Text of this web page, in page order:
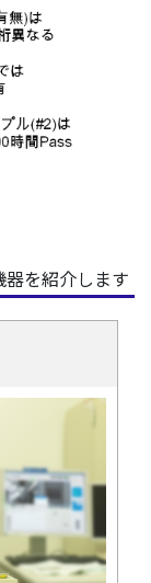
を紹介します